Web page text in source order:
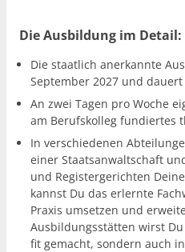
Die Ausbildung im Detail:
Die staatlich anerkannte
September 2027 und dauert
An zwei Tagen pro Woche
am Berufskolleg fundiertes
In verschiedenen
einer Staatsanwaltschaft
und Registergerichten
kannst Du das erlernte
Praxis umsetzen und
Ausbildungsstätten wirst
fit gemacht, sondern auch